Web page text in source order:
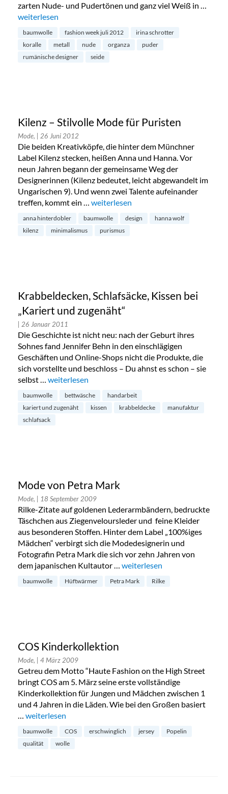
zarten Nude- und Pudertönen und ganz viel Weiß in …
„Irina Schrotter begeisterte uns auf der Fashion Week“
weiterlesen
baumwolle fashion week juli 2012
irina schrotter
koralle
metall nude organza
puder
rumänische designer
seide
Kilenz – Stilvolle Mode für Puristen
Mode, | 26 Juni 2012
Die beiden Kreativköpfe, die hinter dem Münchner
Label Kilenz stecken, heißen Anna und Hanna. Vor
neun Jahren begann der gemeinsame Weg der
Designerinnen (Kilenz bedeutet, leicht abgewandelt im
Ungarischen 9). Und wenn zwei Talente aufeinander
treffen, kommt ein … „Kilenz – Stilvolle Mode für Puristen“
weiterlesen
anna hinterdobler baumwolle design
hanna wolf
kilenz
minimalismus purismus
Krabbeldecken, Schlafsäcke, Kissen bei
„Kariert und zugenäht“
| 26 Januar 2011
Die Geschichte ist nicht neu: nach der Geburt ihres
Sohnes fand Jennifer Behn in den einschlägigen
Geschäften und Online-Shops nicht die Produkte, die
sich vorstellte und beschloss – Du ahnst es schon – sie
selbst … „Krabbeldecken, Schlafsäcke, Kissen bei „Kariert
weiterlesen
baumwolle bettwäsche
handarbeit
kariert und zugenäht
kissen krabbeldecke
manufaktur
schlafsack
Mode von Petra Mark
Mode, | 18 September 2009
Rilke-Zitate auf goldenen Lederarmbändern, bedruckte
Täschchen aus Ziegenveloursleder und feine Kleider
aus besonderen Stoffen. Hinter dem Label „100%iges
Mädchen“ verbirgt sich die Modedesignerin und
Fotografin Petra Mark die sich vor zehn Jahren von
dem japanischen Kultautor … „Mode von Petra Mark“
weiterlesen
baumwolle Hüftwärmer Petra Mark Rilke
COS Kinderkollektion
Mode, | 4 März 2009
Getreu dem Motto “Haute Fashion on the High Street
bringt COS am 5. März seine erste vollständige
Kinderkollektion für Jungen und Mädchen zwischen 1
und 4 Jahren in die Läden. Wie bei den Großen basiert
… „COS Kinderkollektion“
weiterlesen
baumwolle COS erschwinglich jersey
Popelin
qualität
wolle